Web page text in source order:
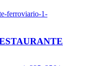
ferroviario-1-